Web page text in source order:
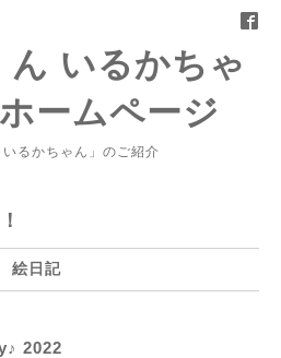
ん いるかちゃ
ームページ
いるかちゃん」のご紹介
絵日記
2022